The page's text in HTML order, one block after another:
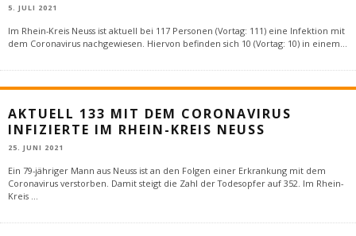
5. JULI 2021
Im Rhein-Kreis Neuss ist aktuell bei 117 Personen (Vortag: 111) eine Infektion mit
dem Coronavirus nachgewiesen. Hiervon befinden sich 10 (Vortag: 10) in einem...
AKTUELL 133 MIT DEM CORONAVIRUS
INFIZIERTE IM RHEIN-KREIS NEUSS
25. JUNI 2021
Ein 79-jähriger Mann aus Neuss ist an den Folgen einer Erkrankung mit dem
Coronavirus verstorben. Damit steigt die Zahl der Todesopfer auf 352. Im Rhein-
Kreis ...